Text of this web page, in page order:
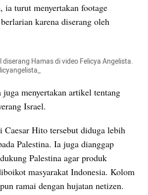
ia turut menyertakan footage
karena diserang oleh
Hamas di video Felicya Angelista.
menyertakan artikel tentang
Israel.
Caesar Hito tersebut diduga lebih
Palestina. Ia juga dianggap
Palestina agar produk
masyarakat Indonesia. Kolom
ramai dengan hujatan netizen.